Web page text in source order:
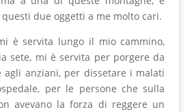
due oggetti a me molto cari.
mi è servita lungo il mio cammino,
sete, mi è servita per porgere da
anziani, per dissetare i malati
per le persone che sulla
avevano la forza di reggere un